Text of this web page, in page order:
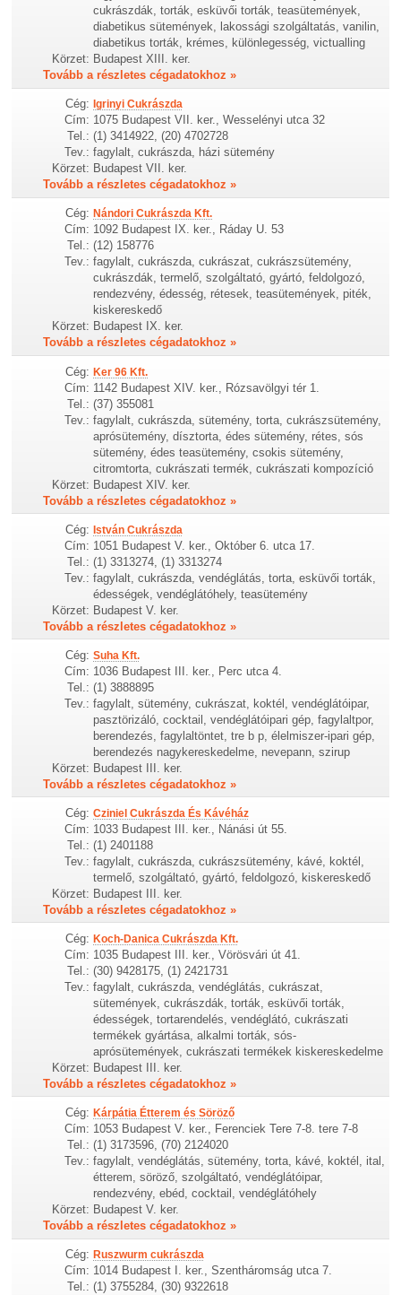
cukrászdák, torták, esküvői torták, teasütemények,
diabetikus sütemények, lakossági szolgáltatás, vanilin,
diabetikus torták, krémes, különlegesség, victualling
Körzet: Budapest XIII. ker.
Tovább a részletes cégadatokhoz »
Cég: Igrinyi Cukrászda
Cím: 1075 Budapest VII. ker., Wesselényi utca 32
Tel.: (1) 3414922, (20) 4702728
Tev.: fagylalt, cukrászda, házi sütemény
Körzet: Budapest VII. ker.
Tovább a részletes cégadatokhoz »
Cég: Nándori Cukrászda Kft.
Cím: 1092 Budapest IX. ker., Ráday U. 53
Tel.: (12) 158776
Tev.: fagylalt, cukrászda, cukrászat, cukrászsütemény,
cukrászdák, termelő, szolgáltató, gyártó, feldolgozó,
rendezvény, édesség, rétesek, teasütemények, piték,
kiskereskedő
Körzet: Budapest IX. ker.
Tovább a részletes cégadatokhoz »
Cég: Ker 96 Kft.
Cím: 1142 Budapest XIV. ker., Rózsavölgyi tér 1.
Tel.: (37) 355081
Tev.: fagylalt, cukrászda, sütemény, torta, cukrászsütemény,
aprósütemény, dísztorta, édes sütemény, rétes, sós
sütemény, édes teasütemény, csokis sütemény,
citromtorta, cukrászati termék, cukrászati kompozíció
Körzet: Budapest XIV. ker.
Tovább a részletes cégadatokhoz »
Cég: István Cukrászda
Cím: 1051 Budapest V. ker., Október 6. utca 17.
Tel.: (1) 3313274, (1) 3313274
Tev.: fagylalt, cukrászda, vendéglátás, torta, esküvői torták,
édességek, vendéglátóhely, teasütemény
Körzet: Budapest V. ker.
Tovább a részletes cégadatokhoz »
Cég: Suha Kft.
Cím: 1036 Budapest III. ker., Perc utca 4.
Tel.: (1) 3888895
Tev.: fagylalt, sütemény, cukrászat, koktél, vendéglátóipar,
pasztörizáló, cocktail, vendéglátóipari gép, fagylaltpor,
berendezés, fagylaltöntet, tre b p, élelmiszer-ipari gép,
berendezés nagykereskedelme, nevepann, szirup
Körzet: Budapest III. ker.
Tovább a részletes cégadatokhoz »
Cég: Cziniel Cukrászda És Kávéház
Cím: 1033 Budapest III. ker., Nánási út 55.
Tel.: (1) 2401188
Tev.: fagylalt, cukrászda, cukrászsütemény, kávé, koktél,
termelő, szolgáltató, gyártó, feldolgozó, kiskereskedő
Körzet: Budapest III. ker.
Tovább a részletes cégadatokhoz »
Cég: Koch-Danica Cukrászda Kft.
Cím: 1035 Budapest III. ker., Vörösvári út 41.
Tel.: (30) 9428175, (1) 2421731
Tev.: fagylalt, cukrászda, vendéglátás, cukrászat,
sütemények, cukrászdák, torták, esküvői torták,
édességek, tortarendelés, vendéglátó, cukrászati
termékek gyártása, alkalmi torták, sós-
aprósütemények, cukrászati termékek kiskereskedelme
Körzet: Budapest III. ker.
Tovább a részletes cégadatokhoz »
Cég: Kárpátia Étterem és Söröző
Cím: 1053 Budapest V. ker., Ferenciek Tere 7-8. tere 7-8
Tel.: (1) 3173596, (70) 2124020
Tev.: fagylalt, vendéglátás, sütemény, torta, kávé, koktél, ital,
étterem, söröző, szolgáltató, vendéglátóipar,
rendezvény, ebéd, cocktail, vendéglátóhely
Körzet: Budapest V. ker.
Tovább a részletes cégadatokhoz »
Cég: Ruszwurm cukrászda
Cím: 1014 Budapest I. ker., Szentháromság utca 7.
Tel.: (1) 3755284, (30) 9322618